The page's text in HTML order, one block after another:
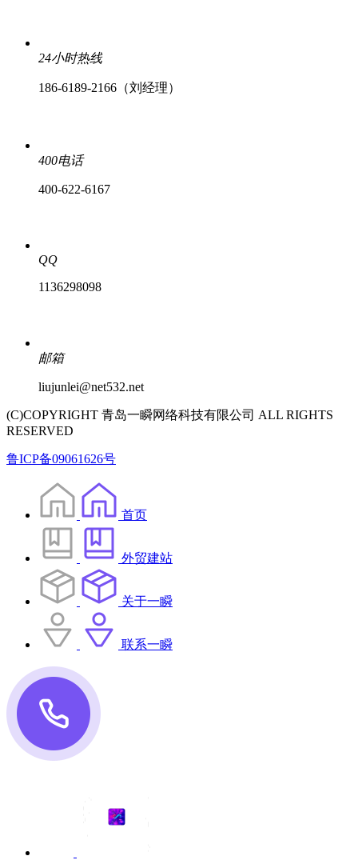
24小时热线
186-6189-2166（刘经理）
400电话
400-622-6167
QQ
1136298098
邮箱
liujunlei@net532.net
(C)COPYRIGHT 青岛一瞬网络科技有限公司 ALL RIGHTS
RESERVED
鲁ICP备09061626号
首页
外贸建站
关于一瞬
联系一瞬